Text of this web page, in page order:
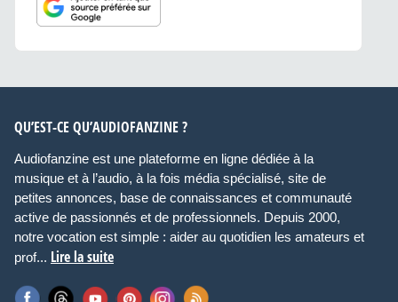
QU’EST-CE QU’AUDIOFANZINE ?
Audiofanzine est une plateforme en ligne dédiée à la
musique et à l’audio, à la fois média spécialisé, site de
petites annonces, base de connaissances et communauté
active de passionnés et de professionnels. Depuis 2000,
notre vocation est simple : aider au quotidien les amateurs et
prof... Lire la suite